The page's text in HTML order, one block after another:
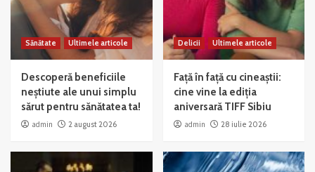
Sănătate Ultimele articole
Descoperă beneficiile
neștiute ale unui simplu
sărut pentru sănătatea ta!
admin 2 august 2026
Delicii Ultimele articole
Față în față cu cineaștii:
cine vine la ediția
aniversară TIFF Sibiu
admin 28 iulie 2026